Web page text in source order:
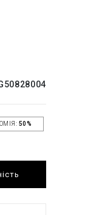
50%